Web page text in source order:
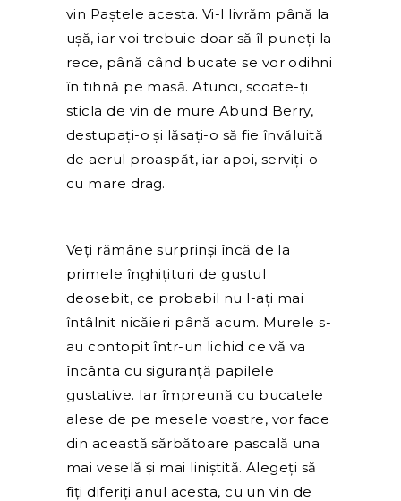
vin Paștele acesta. Vi-l livrăm până la
ușă, iar voi trebuie doar să îl puneți la
rece, până când bucate se vor odihni
în tihnă pe masă. Atunci, scoate-ți
sticla de vin de mure Abund Berry,
destupați-o și lăsați-o să fie învăluită
de aerul proaspăt, iar apoi, serviți-o
cu mare drag.
Veți rămâne surprinși încă de la
primele înghițituri de gustul
deosebit, ce probabil nu l-ați mai
întâlnit nicăieri până acum. Murele s-
au contopit într-un lichid ce vă va
încânta cu siguranță papilele
gustative. Iar împreună cu bucatele
alese de pe mesele voastre, vor face
din această sărbătoare pascală una
mai veselă și mai liniștită. Alegeți să
fiți diferiți anul acesta, cu un vin de